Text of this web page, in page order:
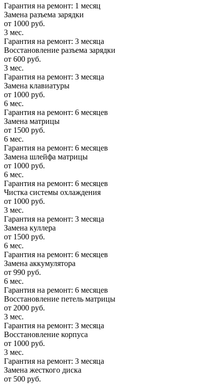
Гарантия на ремонт: 1 месяц
Замена разъема зарядки
от 1000 руб.
3 мес.
Гарантия на ремонт: 3 месяца
Восстановление разъема зарядки
от 600 руб.
3 мес.
Гарантия на ремонт: 3 месяца
Замена клавиатуры
от 1000 руб.
6 мес.
Гарантия на ремонт: 6 месяцев
Замена матрицы
от 1500 руб.
6 мес.
Гарантия на ремонт: 6 месяцев
Замена шлейфа матрицы
от 1000 руб.
6 мес.
Гарантия на ремонт: 6 месяцев
Чистка системы охлаждения
от 1000 руб.
3 мес.
Гарантия на ремонт: 3 месяца
Замена куллера
от 1500 руб.
6 мес.
Гарантия на ремонт: 6 месяцев
Замена аккумулятора
от 990 руб.
6 мес.
Гарантия на ремонт: 6 месяцев
Восстановление петель матрицы
от 2000 руб.
3 мес.
Гарантия на ремонт: 3 месяца
Восстановление корпуса
от 1000 руб.
3 мес.
Гарантия на ремонт: 3 месяца
Замена жесткого диска
от 500 руб.